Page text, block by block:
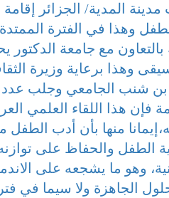
المدية/ الجزائر
بالتعاون مع جامعة
وهذا برعاية وزيرة
شنب الجامعي وجلب عددا
فإن هذا اللقاء العلمي
منها بأن أدب
والحفاظ على توازنه
وهو ما يشجعه على
الجاهزة ولا سيما في